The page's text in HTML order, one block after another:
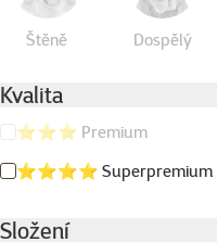
Štěně Dospělý
Kvalita
⭐⭐⭐ Premium
⭐⭐⭐⭐ Superpremium
Složení